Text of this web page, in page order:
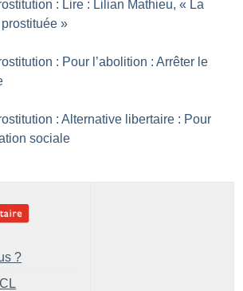
: Lire : Lilian Mathieu, « La
»
: Pour l’abolition : Arrêter le
: Alternative libertaire : Pour
sociale
?